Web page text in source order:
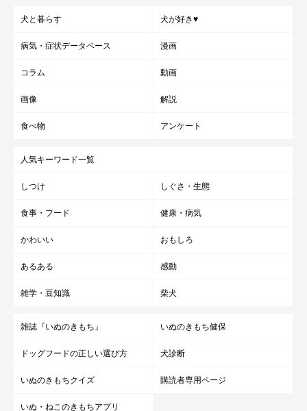
犬と暮らす 犬が好き♥
病気・症状データベース 漫画
コラム 動画
画像 解説
食べ物 アンケート
人気キーワード一覧
しつけ しぐさ・生態
食事・フード 健康・病気
かわいい おもしろ
あるある 感動
雑学・豆知識 柴犬
雑誌『いぬのきもち』 いぬのきもち健保
ドッグフードの正しい選び方 犬診断
いぬのきもちクイズ 購読者専用ページ
いぬ・ねこのきもちアプリ